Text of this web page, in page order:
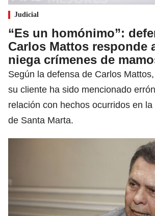
Judicial
“Es un homónimo”:
Carlos Mattos responde
niega crímenes de
Según la defensa de Carlos
su cliente ha sido mencionado
relación con hechos ocurridos en
de Santa Marta.